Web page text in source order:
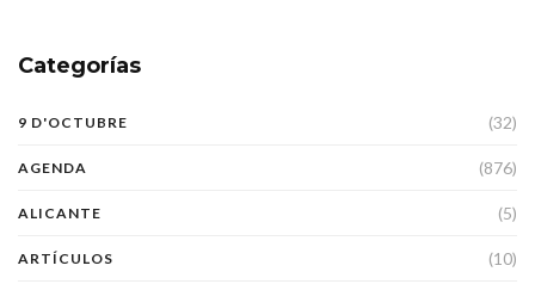
Categorías
9 D'OCTUBRE (32)
AGENDA (876)
ALICANTE (5)
ARTÍCULOS (10)